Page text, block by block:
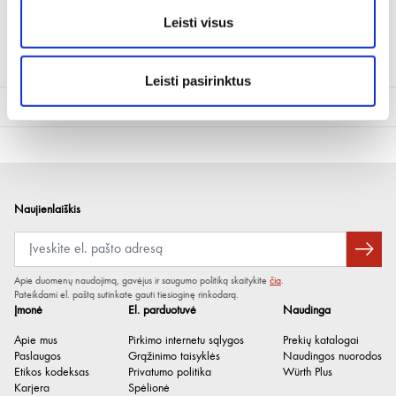
Leisti visus
Leisti pasirinktus
Techninė informacija
Laido ilgis
Įmonė
Apie mus
Paslaugos
Etikos kodeksas
Karjera
El. parduotuvė
Pirkimo internetu sąlygos
Grąžinimo taisyklės
Privatumo politika
Spėlionė
Naudinga
Prekių katalogai
Naudingos nuorodos
Würth Plus
Naujienlaiškis
Apie duomenų naudojimą, gavėjus ir saugumo politiką skaitykite čia.
Pateikdami el. paštą sutinkate gauti tiesioginę rinkodarą.